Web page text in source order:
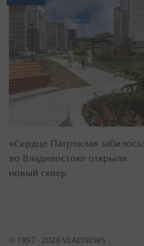
«Сердце Патрокла» забилось:
во Владивостоке открыли
новый сквер
© 1997 - 2026 VLADNEWS